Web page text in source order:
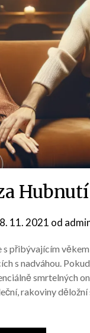
Hubnutí
11. 2021 od
přibývajícím
s nadváhou.
smrtelných
rakoviny